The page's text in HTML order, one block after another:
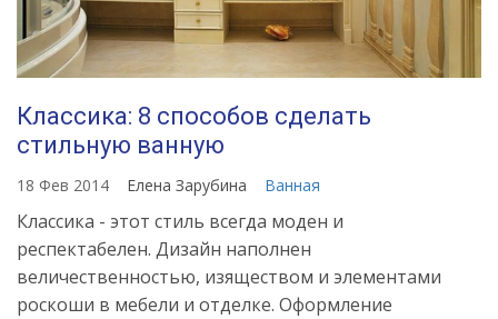
Классика: 8 способов сделать
стильную ванную
18 Фев 2014 Елена Зарубина Ванная
Классика - этот стиль всегда моден и
респектабелен. Дизайн наполнен
величественностью, изяществом и элементами
роскоши в мебели и отделке. Оформление